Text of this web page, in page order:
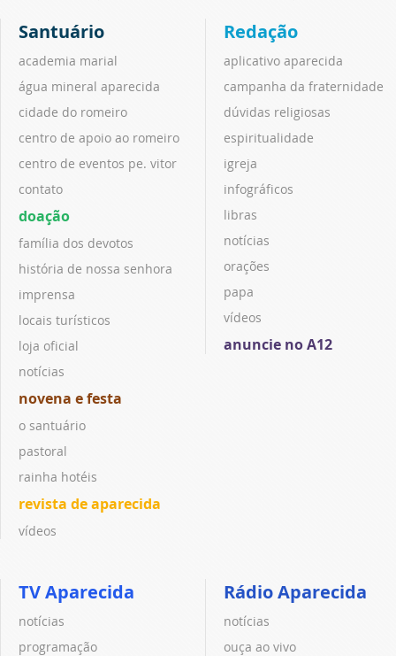
Santuário
academia marial
água mineral aparecida
cidade do romeiro
centro de apoio ao romeiro
centro de eventos pe. vitor
contato
doação
família dos devotos
história de nossa senhora
imprensa
locais turísticos
loja oficial
notícias
novena e festa
o santuário
pastoral
rainha hotéis
revista de aparecida
vídeos
Redação
aplicativo aparecida
campanha da fraternidade
dúvidas religiosas
espiritualidade
igreja
infográficos
libras
notícias
orações
papa
vídeos
anuncie no A12
TV Aparecida
notícias
programação
Rádio Aparecida
notícias
ouça ao vivo